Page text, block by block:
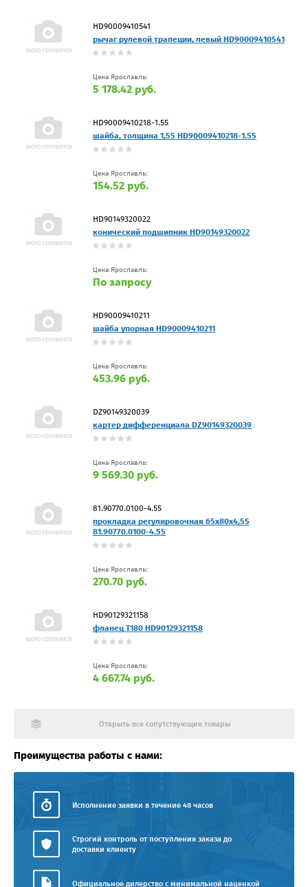
HD90009410541
рычаг рулевой трапеции, левый HD90009410541
Цена Ярославль:
5 178.42 руб.
HD90009410218-1.55
шайба, толщина 1,55 HD90009410218-1.55
Цена Ярославль:
154.52 руб.
HD90149320022
конический подшипник HD90149320022
Цена Ярославль:
По запросу
HD90009410211
шайба упорная HD90009410211
Цена Ярославль:
453.96 руб.
DZ90149320039
картер дифференциала DZ90149320039
Цена Ярославль:
9 569.30 руб.
81.90770.0100-4.55
прокладка регулировочная 65x80x4,55
81.90770.0100-4.55
Цена Ярославль:
270.70 руб.
HD90129321158
фланец T180 HD90129321158
Цена Ярославль:
4 667.74 руб.
Открыть все сопутствующие товары
Преимущества работы с нами:
Исполнение заявки в течение 48 часов
Строгий контроль от поступления заказа до
доставки клиенту
Официальное дилерство с минимальной наценкой